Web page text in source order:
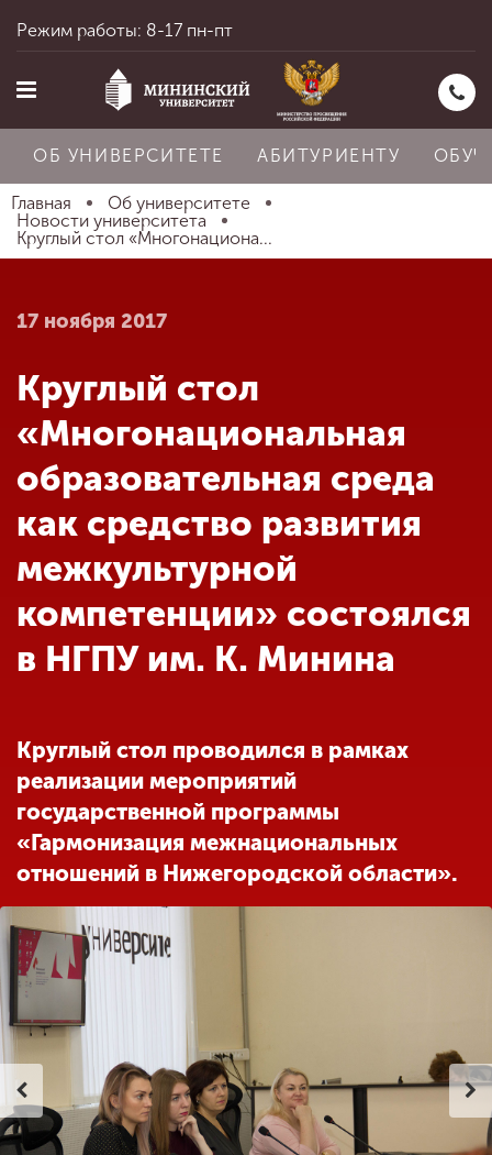
Главная
Абитуриенту
Обучение
Наука
Международная
деятельность
Другие виды
деятельности
Студенческая жизнь
Сведения об
образовательной
организации
CHI
Режим работы: 8-17 пн-пт
ОБ УНИВЕРСИТЕТЕ АБИТУРИЕНТУ
Главная
Об университете
Новости университета
Круглый стол «Многонациона...
17 ноября 2017
Круглый стол
«Многонациональная
образовательная среда
как средство развития
межкультурной
компетенции» состоялся
в НГПУ им. К. Минина
Круглый стол проводился в рамках
реализации мероприятий
государственной программы
«Гармонизация межнациональных
отношений в Нижегородской области».